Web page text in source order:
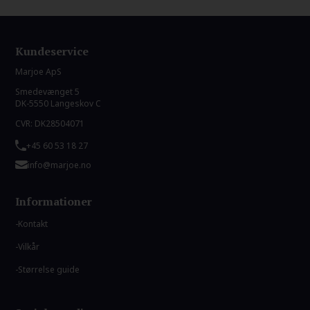
Kundeservice
Marjoe ApS
Smedevænget 5
DK-5550 Langeskov C
CVR: DK28504071
+45 60 53 18 27
info@marjoe.no
Informationer
Kontakt
Vilkår
Størrelse guide